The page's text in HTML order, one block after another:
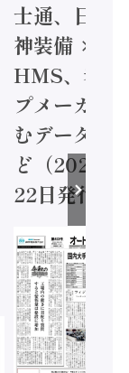
士通、日立
神装備 ×
HMS、老舗
プメーカー
むデータ活
ど（2026年
22日発行）